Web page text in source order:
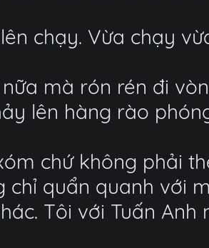
chạy. Vừa chạy
mà rón rén đi
lên hàng rào
chứ không phải
quẩn quanh với
Tôi với Tuấn